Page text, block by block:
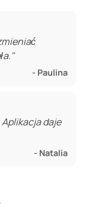
- Paulina
daje
- Natalia